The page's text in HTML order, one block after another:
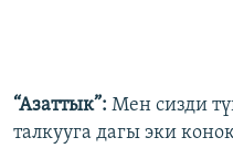
“Азаттык”: Мен сизди
талкууга дагы эки